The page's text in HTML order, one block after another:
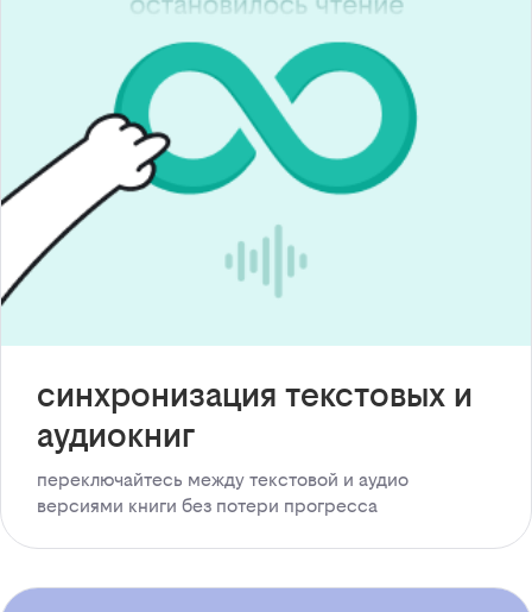
синхронизация текстовых и
аудиокниг
переключайтесь между текстовой и аудио
версиями книги без потери прогресса